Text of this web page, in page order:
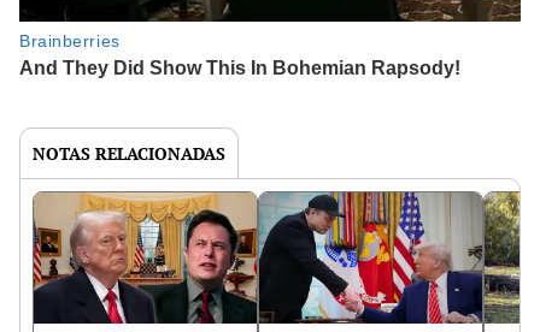
NOTAS RELACIONADAS